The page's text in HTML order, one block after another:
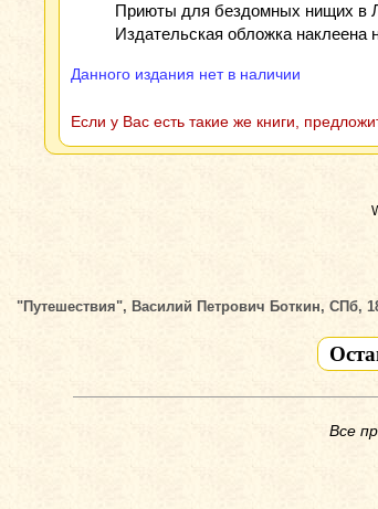
Приюты для бездомных нищих в
Издательская обложка наклеена
Данного издания нет в наличии
Если у Вас есть такие же книги,
"Путешествия", Василий Петрович Боткин, СПб,
Все